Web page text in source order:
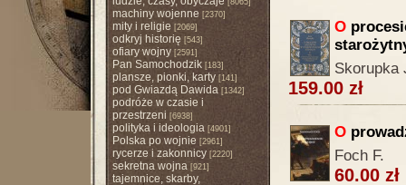
[8065]
machiny wojenne [2370]
mity i religie [2069]
odkryj historię[543]
ofiary wojny[2591]
Pan Samochodzik[183]
plansze, pionki, karty[141]
pod Gwiazdą Dawida[1342]
podróże w czasie i
przestrzeni [6938]
polityka i ideologia[4901]
Polska po wojnie [2961]
rycerze i zakonnicy[2220]
sekretna wojna[921]
tajemnice, skarby,
O
Skorupka
159.00 zł
O
Foch F.
60.00 zł